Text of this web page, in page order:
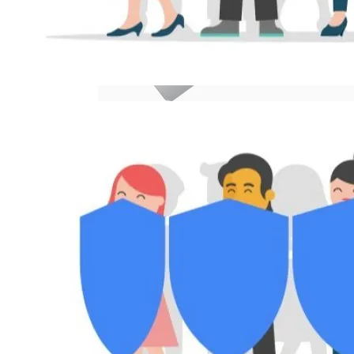
Телескоп «Хаббл» Показал Необычную
Галактику
Ученые Назвали Новую Смертельную
Як Збільшити Продуктивність IPad
Google Вновь Привлекут К
Неудаление Запрещённых Материалов